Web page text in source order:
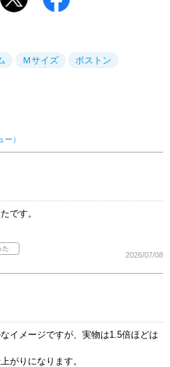
Ｍサイズ ボストン
ー）
です。
2026/07/08
イメージですが、実物は1.5倍ほどは
がりになります。